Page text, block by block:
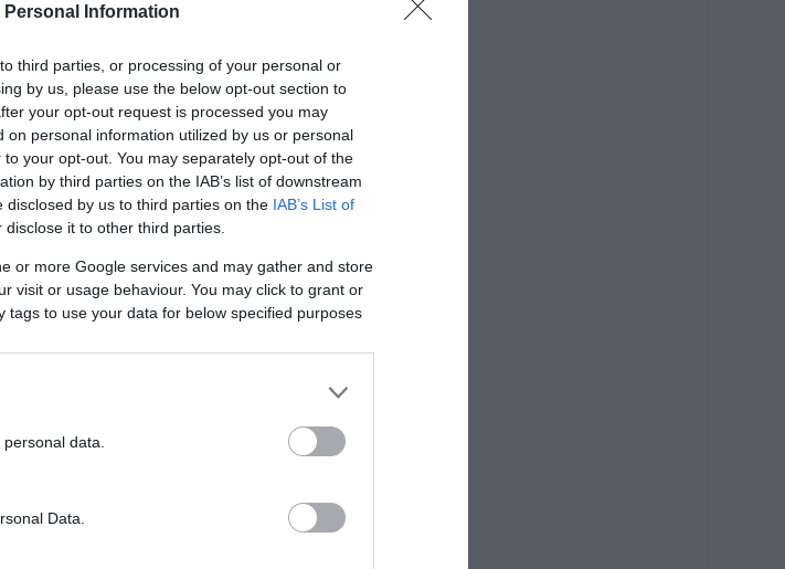
Personal Information
third parties, or processing of your personal or
by us, please use the below opt-out section to
your opt-out request is processed you may
personal information utilized by us or personal
your opt-out. You may separately opt-out of the
by third parties on the IAB’s list of downstream
by us to third parties on the IAB’s List of
it to other third parties.
or more Google services and may gather and store
visit or usage behaviour. You may click to grant or
to use your data for below specified purposes
data.
Data.